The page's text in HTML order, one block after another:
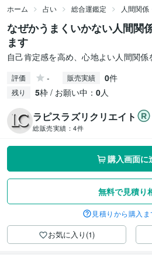
ホーム 占い 総合運鑑定 人間関
なぜかうまくいかない人間関
ます
自己肯定感を高め、心地よい人間関係
評価 - 販売実績 0件
残り 5枠 / お願い中： 0人
ラピスラズリクリエイト
総販売実績： 4件
購入画面に
無料で見積り
見積りから購入
お気に入り(1)